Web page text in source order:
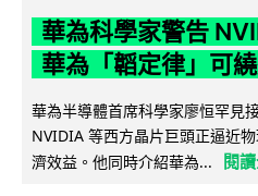
華為科學家警告
華為「韜定律」可
華為半導體首席科學家廖恒罕見
NVIDIA 等西方晶片巨頭正逼近
濟效益。他同時介紹華為...
閱